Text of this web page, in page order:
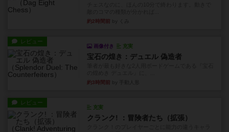
約2時間前
レビュー
画像付き 充実
宝石の煌き：デュエル 偽造者
約3時間前
レビュー
充実
クランク! ：冒険者たち（拡張）